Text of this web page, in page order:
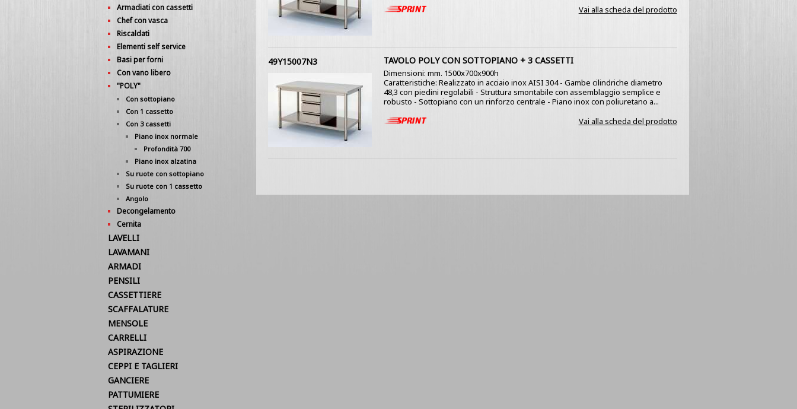
Vai alla scheda del prodotto
49Y15007N3 TAVOLO POLY CON SOTTOPIANO + 3 CASSETTI
Dimensioni: mm. 1500x700x900h
Caratteristiche: Realizzato in acciaio inox AISI 304 - Gambe cilindriche diametro
48,3 con piedini regolabili - Struttura smontabile con assemblaggio semplice e
robusto - Sottopiano con un rinforzo centrale - Piano inox con poliuretano a...
Vai alla scheda del prodotto
Armadiati con cassetti
Chef con vasca
Riscaldati
Elementi self service
Basi per forni
Con vano libero
"POLY"
Con sottopiano
Con 1 cassetto
Con 3 cassetti
Piano inox normale
Profondità 700
Piano inox alzatina
Su ruote con sottopiano
Su ruote con 1 cassetto
Angolo
Decongelamento
Cernita
LAVELLI
LAVAMANI
ARMADI
PENSILI
CASSETTIERE
SCAFFALATURE
MENSOLE
CARRELLI
ASPIRAZIONE
CEPPI E TAGLIERI
GANCIERE
PATTUMIERE